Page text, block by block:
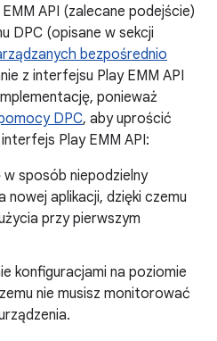
API (zalecane podejście)
DPC (opisane w sekcji
bezpośrednio
z interfejsu Play EMM API
ponieważ
DPC, aby uprościć
Play EMM API:
sposób niepodzielny
aplikacji, dzięki czemu
przy pierwszym
konfiguracjami na poziomie
nie musisz monitorować